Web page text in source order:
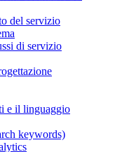
del servizio
di servizio
e il linguaggio
keywords)